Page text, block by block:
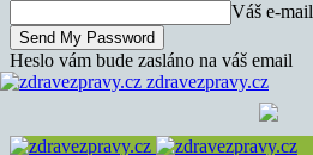
Váš e-mail
Heslo vám bude zasláno na váš email
zdravezpravy.cz